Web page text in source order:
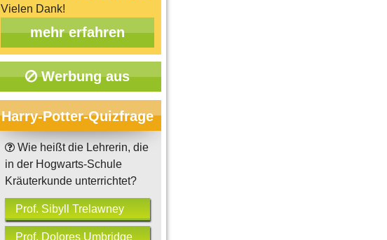
Vielen Dank!
mehr erfahren
Werbung aus
Harry-Potter-Quizfrage
Wie heißt die Lehrerin, die
in der Hogwarts-Schule
Kräuterkunde unterrichtet?
Prof. Sibyll Trelawney
Prof. Dolores Umbridge